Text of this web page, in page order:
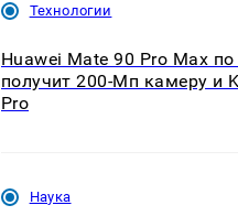
Технологии
Huawei Mate 90 Pro Max
получит 200-Мп камеру и
Pro
Наука